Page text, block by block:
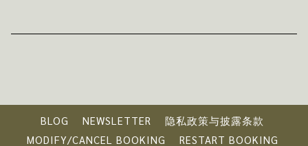
BLOG NEWSLETTER
隐私政策与披露条款
MODIFY/CANCEL BOOKING
RESTART BOOKING